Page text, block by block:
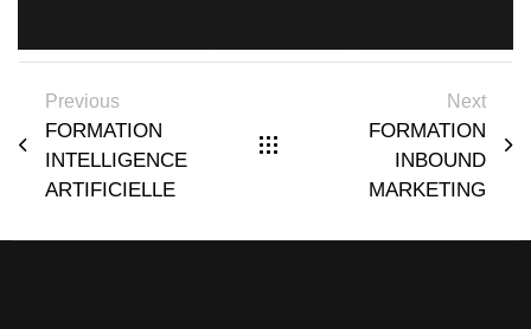
Previous
FORMATION
INTELLIGENCE
ARTIFICIELLE
Next
FORMATION
INBOUND
MARKETING